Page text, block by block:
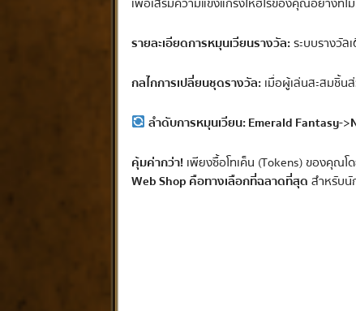
รายละเอียดการหมุนเวียนรางวัล:ระบบรางวัล
กลไกการเปลี่ยนชุดรางวัล: เมื่อผู้เล่นสะสมชิ้น
ลำดับการหมุนเวียน:Emerald Fantasy->
คุ้มค่ากว่า! เพียงซื้อโทเค็น (Tokens) ของคุณโ
Web Shop คือทางเลือกที่ฉลาดที่สุด สำหรับนั